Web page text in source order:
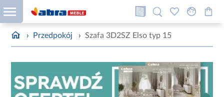
› Przedpokój › Szafa 3D2SZ Elso typ 15